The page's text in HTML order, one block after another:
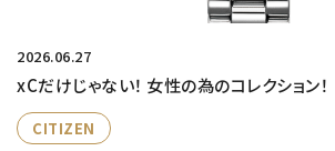
2026.06.27
xCだけじゃない！ 女性の為のコレクション！
CITIZEN